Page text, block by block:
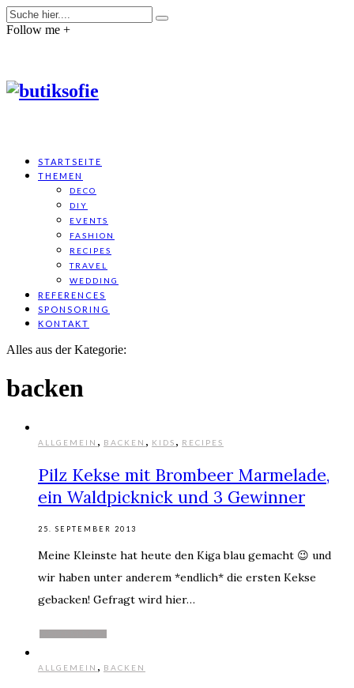
Follow me +
STARTSEITE
THEMEN
DECO
DIY
EVENTS
FASHION
RECIPES
TRAVEL
WEDDING
REFERENCES
SPONSORING
KONTAKT
Alles aus der Kategorie:
backen
ALLGEMEIN , BACKEN , KIDS , RECIPES
Pilz Kekse mit Brombeer Marmelade,
ein Waldpicknick und 3 Gewinner
25. SEPTEMBER 2013
Meine Kleinste hat heute den Kiga blau gemacht 😉 und
wir haben unter anderem *endlich* die ersten Kekse
gebacken! Gefragt wird hier…
ALLGEMEIN , BACKEN